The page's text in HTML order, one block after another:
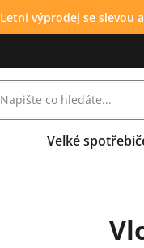
Letní výprodej se slevou
Velké